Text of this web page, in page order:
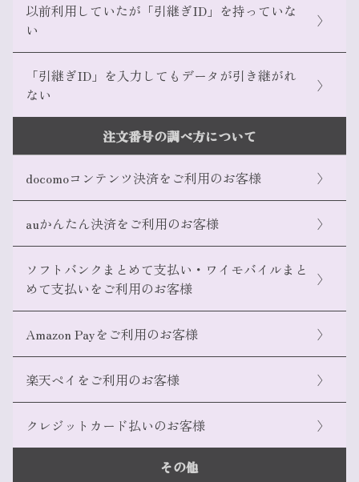
こちら
以前利用していたが「引継ぎID」を持っていな
い
〉
こちら
「引継ぎID」を入力してもデータが引き継がれ
ない
〉
注文番号の調べ方について
docomoコンテンツ決済をご利用のお客様 〉
auかんたん決済をご利用のお客様 〉
ソフトバンクまとめて支払い・ワイモバイルまと
めて支払いをご利用のお客様
〉
My SoftBank
Amazon Payをご利用のお客様 〉
Amazon Payサイト
楽天ペイをご利用のお客様 〉
クレジットカード払いのお客様 〉
その他